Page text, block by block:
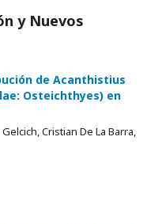
y Nuevos
de Acanthistius
Osteichthyes) en
Cristian De La Barra,